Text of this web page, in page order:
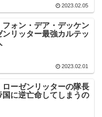
2023.02.05
フォン・デア・デッケン
ンリッター最強カルテッ
2023.02.01
ローゼンリッターの隊長
国に逆亡命してしまうの